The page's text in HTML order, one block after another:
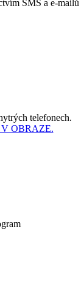
SMS a e-mailů
telefonech.
V OBRAZE.